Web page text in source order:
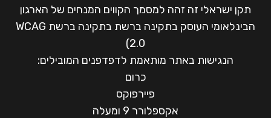
תקן ישראלי זה זהה למסמך הקווים המנחים של הארגון
הבינלאומי העוסק בתקינה ברשת בתקינה ברשת WCAG
2.0)
הנגישות באתר מותאמת לדפדפנים המובילים:
כרום
פיירפוקס
אקספלורר 9 ומעלה